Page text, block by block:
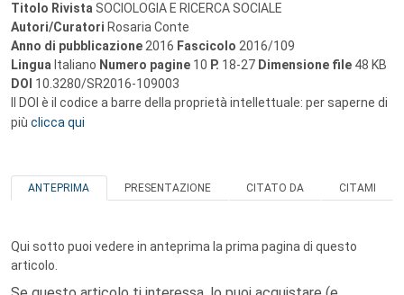
Titolo Rivista SOCIOLOGIA E RICERCA SOCIALE
Autori/Curatori Rosaria Conte
Anno di pubblicazione 2016 Fascicolo 2016/109
Lingua Italiano Numero pagine 10 P. 18-27 Dimensione file 48 KB
DOI 10.3280/SR2016-109003
Il DOI è il codice a barre della proprietà intellettuale: per saperne di
più clicca qui
ANTEPRIMA PRESENTAZIONE CITATO DA CITAMI
Qui sotto puoi vedere in anteprima la prima pagina di questo
articolo.